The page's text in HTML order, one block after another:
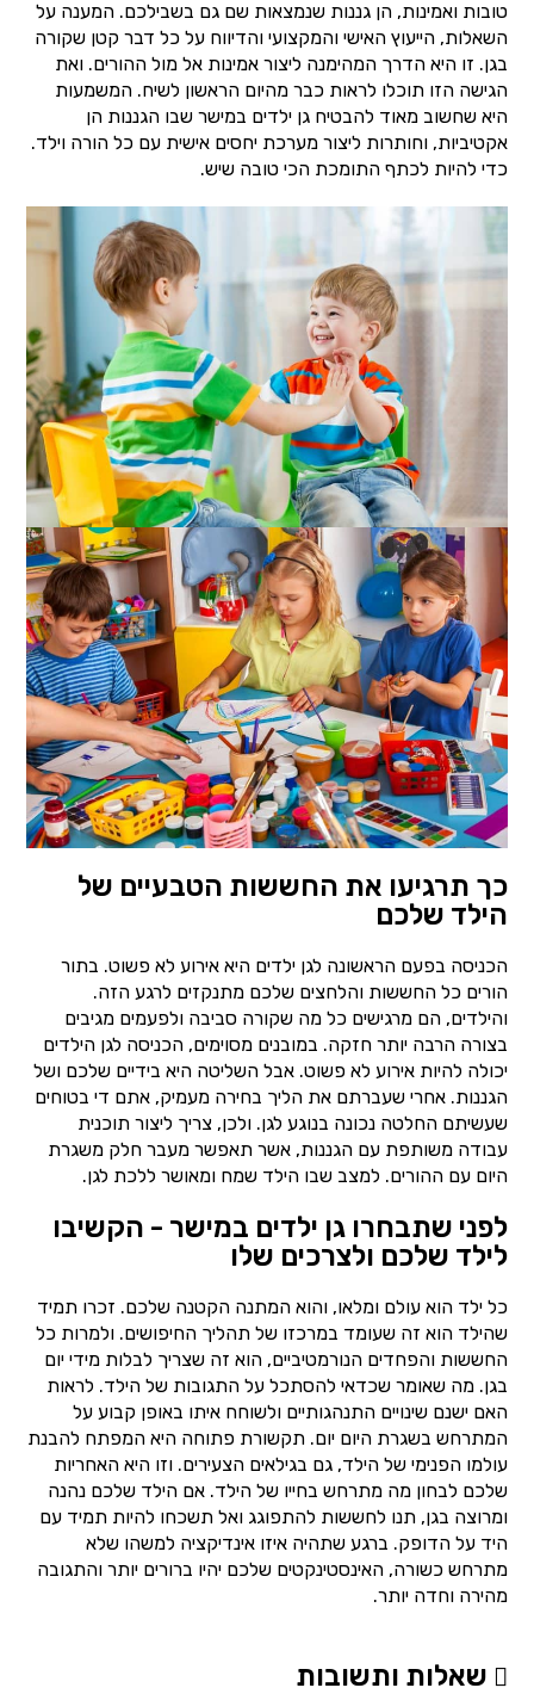
טובות ואמינות, הן גננות שנמצאות שם גם בשבילכם. המענה על
השאלות, הייעוץ האישי והמקצועי והדיווח על כל דבר קטן שקורה
בגן. זו היא הדרך המהימנה ליצור אמינות אל מול ההורים. ואת
הגישה הזו תוכלו לראות כבר מהיום הראשון לשיח. המשמעות
היא שחשוב מאוד להבטיח גן ילדים במישר שבו הגננות הן
אקטיביות, וחותרות ליצור מערכת יחסים אישית עם כל הורה וילד.
כדי להיות לכתף התומכת הכי טובה שיש.
כך תרגיעו את החששות הטבעיים של
הילד שלכם
הכניסה בפעם הראשונה לגן ילדים היא אירוע לא פשוט. בתור
הורים כל החששות והלחצים שלכם מתנקזים לרגע הזה.
והילדים, הם מרגישים כל מה שקורה סביבה ולפעמים מגיבים
בצורה הרבה יותר חזקה. במובנים מסוימים, הכניסה לגן הילדים
יכולה להיות אירוע לא פשוט. אבל השליטה היא בידיים שלכם ושל
הגננות. אחרי שעברתם את הליך בחירה מעמיק, אתם די בטוחים
שעשיתם החלטה נכונה בנוגע לגן. ולכן, צריך ליצור תוכנית
עבודה משותפת עם הגננות, אשר תאפשר מעבר חלק משגרת
היום עם ההורים. למצב שבו הילד שמח ומאושר ללכת לגן.
לפני שתבחרו גן ילדים במישר - הקשיבו
לילד שלכם ולצרכים שלו
כל ילד הוא עולם ומלאו, והוא המתנה הקטנה שלכם. זכרו תמיד
שהילד הוא זה שעומד במרכזו של תהליך החיפושים. ולמרות כל
החששות והפחדים הנורמטיביים, הוא זה שצריך לבלות מידי יום
בגן. מה שאומר שכדאי להסתכל על התגובות של הילד. לראות
האם ישנם שינויים התנהגותיים ולשוחח איתו באופן קבוע על
המתרחש בשגרת היום יום. תקשורת פתוחה היא המפתח להבנת
עולמו הפנימי של הילד, גם בגילאים הצעירים. וזו היא האחריות
שלכם לבחון מה מתרחש בחייו של הילד. אם הילד שלכם נהנה
ומרוצה בגן, תנו לחששות להתפוגג ואל תשכחו להיות תמיד עם
היד על הדופק. ברגע שתהיה איזו אינדיקציה למשהו שלא
מתרחש כשורה, האינסטינקטים שלכם יהיו ברורים יותר והתגובה
מהירה וחדה יותר.
שאלות ותשובות